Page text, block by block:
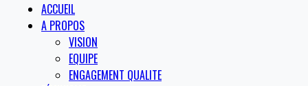
ACCUEIL
A PROPOS
VISION
EQUIPE
ENGAGEMENT QUALITE